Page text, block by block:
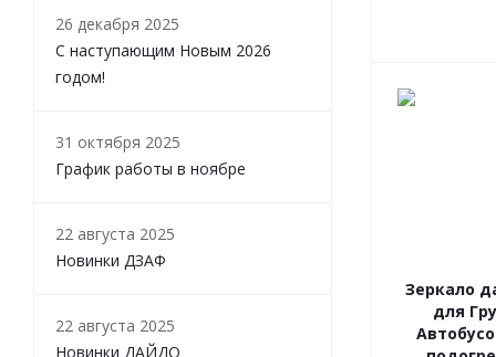
Зеркало
для
26 декабря 2025
С наступающим Новым 2026
годом!
31 октября 2025
График работы в ноябре
22 августа 2025
Новинки ДЗАФ
22 августа 2025
Новинки ДАЙДО